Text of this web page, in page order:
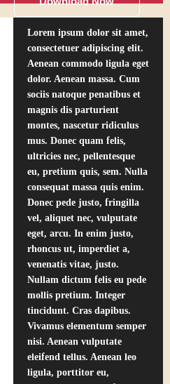
Lorem ipsum dolor sit amet,
consectetuer adipiscing elit.
Aenean commodo ligula eget
dolor. Aenean massa. Cum
sociis natoque penatibus et
magnis dis parturient
montes, nascetur ridiculus
mus. Donec quam felis,
ultricies nec, pellentesque
eu, pretium quis, sem. Nulla
consequat massa quis enim.
Donec pede justo, fringilla
vel, aliquet nec, vulputate
eget, arcu. In enim justo,
rhoncus ut, imperdiet a,
venenatis vitae, justo.
Nullam dictum felis eu pede
mollis pretium. Integer
tincidunt. Cras dapibus.
Vivamus elementum semper
nisi. Aenean vulputate
eleifend tellus. Aenean leo
ligula, porttitor eu,